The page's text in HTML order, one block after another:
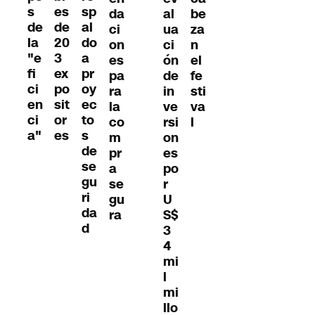
s
de
la
"e
fi
ci
en
ci
a"
es
de
20
3
ex
po
sit
or
es
sp
al
do
a
pr
oy
ec
to
s
de
se
gu
ri
da
d
da
ci
on
es
pa
ra
la
co
m
pr
a
se
gu
ra
al
ua
ci
ón
de
in
ve
rsi
on
es
po
r
U
S$
3
4
mi
l
mi
llo
be
za
n
el
fe
sti
va
l